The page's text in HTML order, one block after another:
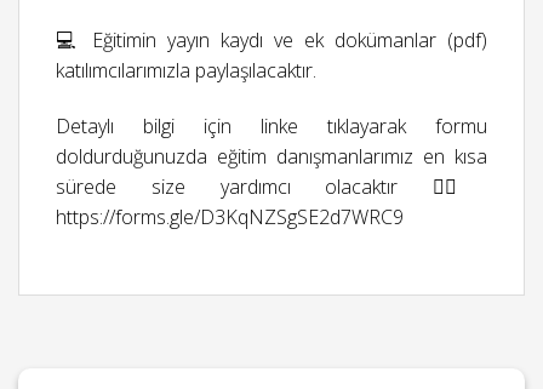
💻 Eğitimin yayın kaydı ve ek dokümanlar (pdf)
katılımcılarımızla paylaşılacaktır.
Detaylı bilgi için linke tıklayarak formu
doldurduğunuzda eğitim danışmanlarımız en kısa
sürede size yardımcı olacaktır 👉🏻
https://forms.gle/D3KqNZSgSE2d7WRC9